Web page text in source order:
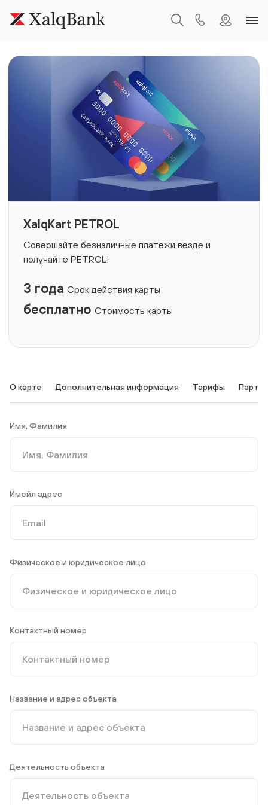
XalqKart PETROL
Совершайте безналичные платежи везде и
получайте PETROL!
3 года Срок действия карты
бесплатно Стоимость карты
О карте Дополнительная информация Тарифы
Имя, Фамилия
Имейл адрес
Физическое и юридическое лицо
Контактный номер
Название и адрес объекта
Деятельность объекта